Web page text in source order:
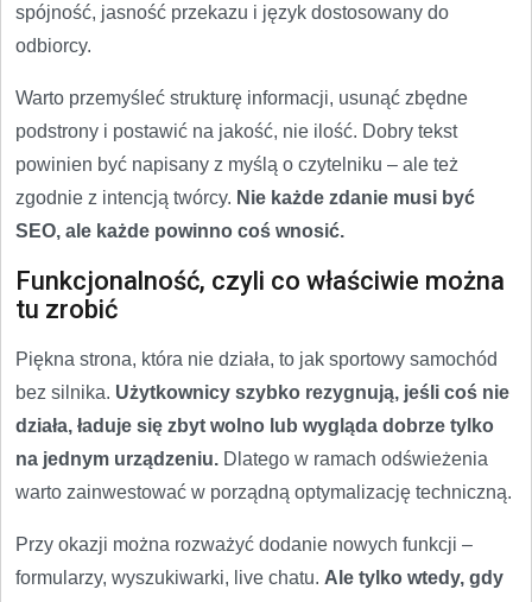
spójność, jasność przekazu i język dostosowany do
odbiorcy.
Warto przemyśleć strukturę informacji, usunąć zbędne
podstrony i postawić na jakość, nie ilość. Dobry tekst
powinien być napisany z myślą o czytelniku – ale też
zgodnie z intencją twórcy. Nie każde zdanie musi być
SEO, ale każde powinno coś wnosić.
Funkcjonalność, czyli co właściwie można
tu zrobić
Piękna strona, która nie działa, to jak sportowy samochód
bez silnika. Użytkownicy szybko rezygnują, jeśli coś nie
działa, ładuje się zbyt wolno lub wygląda dobrze tylko
na jednym urządzeniu. Dlatego w ramach odświeżenia
warto zainwestować w porządną optymalizację techniczną.
Przy okazji można rozważyć dodanie nowych funkcji –
formularzy, wyszukiwarki, live chatu. Ale tylko wtedy, gdy